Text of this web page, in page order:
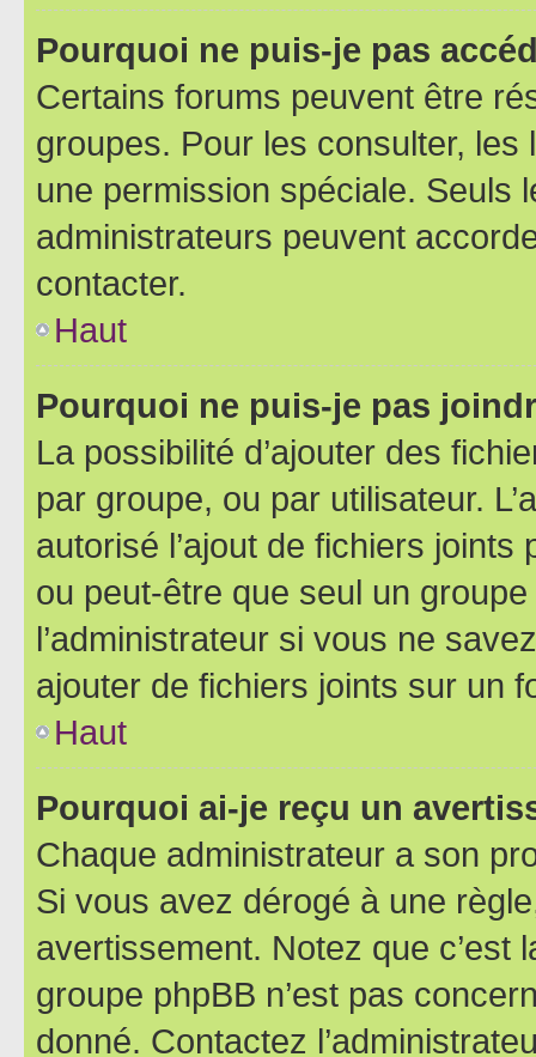
Pourquoi ne puis-je pas
Certains forums peuvent être
groupes. Pour les consulter,
une permission spéciale. Seuls
administrateurs peuvent
contacter.
Haut
Pourquoi ne puis-je pas
La possibilité d’ajouter des
par groupe, ou par utilisateur.
autorisé l’ajout de fichiers
ou peut-être que seul un
l’administrateur si vous ne
ajouter de fichiers joints sur un
Haut
Pourquoi ai-je reçu un
Chaque administrateur a son
Si vous avez dérogé à une
avertissement. Notez que c’est
groupe phpBB n’est pas
donné. Contactez